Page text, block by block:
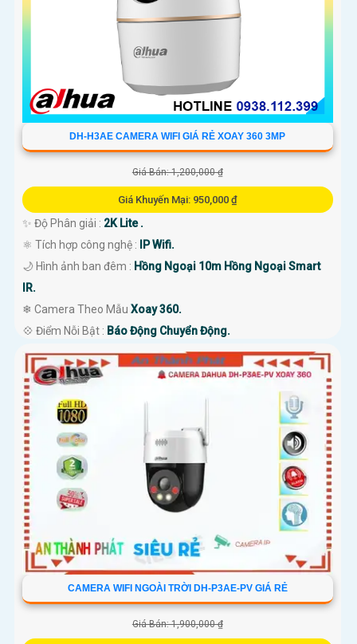
DH-H3AE CAMERA WIFI GIÁ RẺ XOAY 360 3MP
Giá Bán: 1,200,000 ₫
Giá Khuyến Mại: 950,000 ₫
✨ Độ Phân giải : 2K Lite .
⚛️ Tích hợp công nghệ : IP Wifi.
🌙 Hình ảnh ban đêm : Hồng Ngoại 10m Hồng Ngoại Smart
IR.
❄ Camera Theo Mẫu Xoay 360.
️💠 Điểm Nỗi Bật : Báo Động Chuyển Động.
CAMERA WIFI NGOÀI TRỜI DH-P3AE-PV GIÁ RẺ
Giá Bán: 1,900,000 ₫